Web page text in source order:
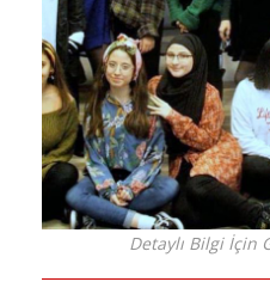
Detaylı Bilgi İçin